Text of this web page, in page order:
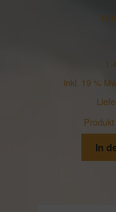
inkl. 19 %
In